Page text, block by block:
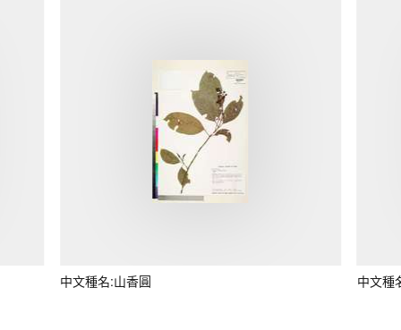
中文種名:山香圓 中文種